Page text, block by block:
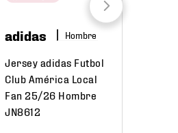
adidas Hombre
Jersey adidas Futbol
Club América Local
Fan 25/26 Hombre
JN8612